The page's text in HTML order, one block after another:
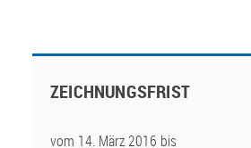
ZEICHNUNGSFRIST
vom 14. März 2016 bis